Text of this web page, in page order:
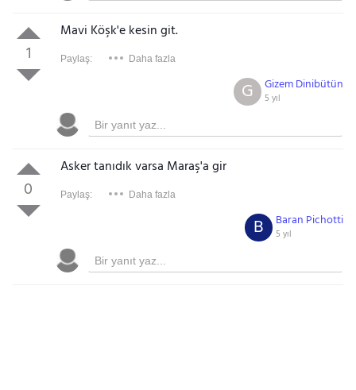
1
Mavi Köşk'e kesin git.
Paylaş: Daha fazla
Gizem Dinibütün
5 yıl
G
0
Asker tanıdık varsa Maraş'a gir
Paylaş: Daha fazla
Baran Pichotti
5 yıl
B